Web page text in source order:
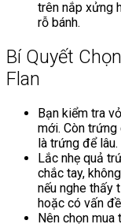
trên nắp xửng
rỗ bánh.
Bí Quyết
Flan
Bạn kiểm tra
mới. Còn trứng
là trứng để lâu.
Lắc nhẹ quả
chắc tay,
nếu nghe thấy
hoặc có vấn
Nên chọn